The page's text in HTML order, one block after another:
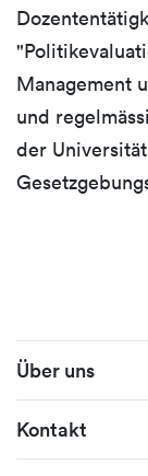
Management
und
der
Fusszeile
Über uns
Kontakt